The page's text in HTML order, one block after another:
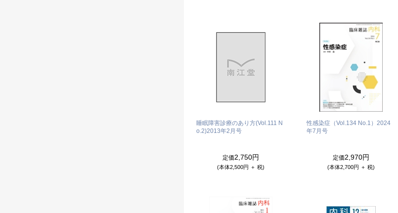
睡眠障害診療のあり方(Vol.111 N
o.2)2013年2月号
定価2,750円
(本体2,500円 ＋ 税)
性感染症（Vol.134 No.1） 2024
年7月号
定価2,970円
(本体2,700円 ＋ 税)